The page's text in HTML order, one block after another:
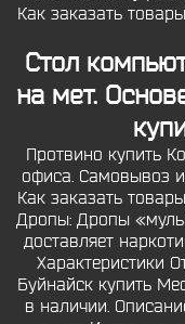
Как заказать
Стол
на мет.
Протвино купить
офиса. Самовывоз
Как заказать
Дропы: Дропы
доставляет
Характеристики
Буйнайск купить
в наличии.